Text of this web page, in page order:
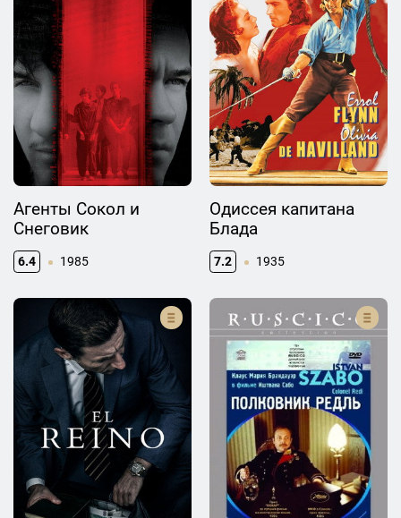
Агенты Сокол и
Снеговик
6.4 1985
Одиссея капитана
Блада
7.2 1935